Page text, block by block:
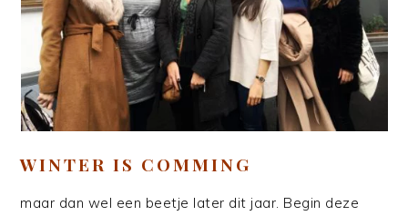
WINTER IS COMMING
maar dan wel een beetje later dit jaar. Begin deze